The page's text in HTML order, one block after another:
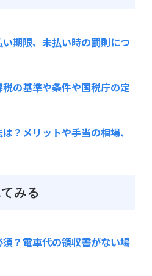
期限、未払い時の罰則につ
の基準や条件や国税庁の定
？メリットや手当の相場、
みる
？電車代の領収書がない場